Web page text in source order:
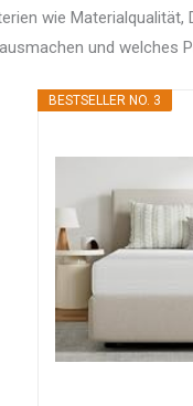
wie
und
BESTSELLER NO. 3